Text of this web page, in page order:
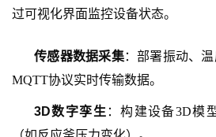
过可视化界面监控设备状态。
传感器数据采集：部署振动、
MQTT协议实时传输数据。
3D数字孪生 ：构建设备3D模